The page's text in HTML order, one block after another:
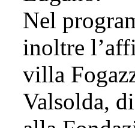
Nel
inoltre
villa
Valsolda,